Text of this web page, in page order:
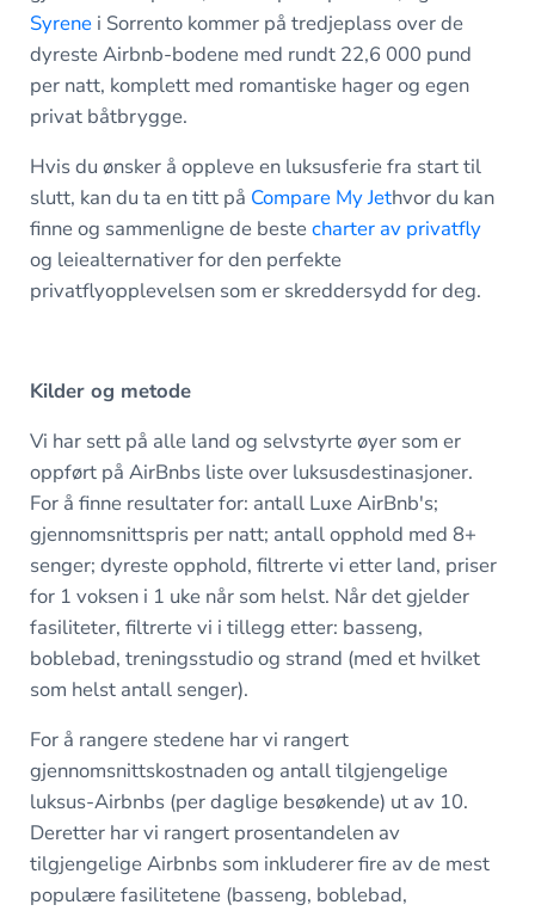
Syrenei Sorrento kommer på tredjeplass over de
dyreste Airbnb-bodene med rundt 22,6 000 pund
per natt, komplett med romantiske hager og egen
privat båtbrygge.
Hvis du ønsker å oppleve en luksusferie fra start til
slutt, kan du ta en titt på Compare My Jethvor du kan
finne og sammenligne de bestecharter av privatfly
og leiealternativer for den perfekte
privatflyopplevelsen som er skreddersydd for deg.
Kilder og metode
Vi har sett på alle land og selvstyrte øyer som er
oppført på AirBnbs liste over luksusdestinasjoner.
For å finne resultater for: antall Luxe AirBnb's;
gjennomsnittspris per natt; antall opphold med 8+
senger; dyreste opphold, filtrerte vi etter land, priser
for 1 voksen i 1 uke når som helst. Når det gjelder
fasiliteter, filtrerte vi i tillegg etter: basseng,
boblebad, treningsstudio og strand (med et hvilket
som helst antall senger).
For å rangere stedene har vi rangert
gjennomsnittskostnaden og antall tilgjengelige
luksus-Airbnbs (per daglige besøkende) ut av 10.
Deretter har vi rangert prosentandelen av
tilgjengelige Airbnbs som inkluderer fire av de mest
populære fasilitetene (basseng, boblebad,